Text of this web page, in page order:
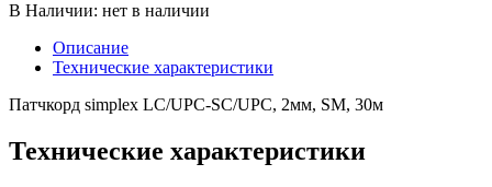
В Наличии: нет в наличии
Описание
Технические характеристики
Патчкорд simplex LC/UPC-SC/UPC, 2мм, SM, 30м
Технические характеристики